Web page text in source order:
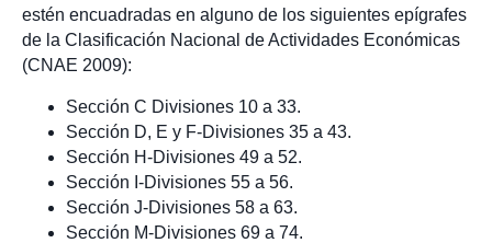
estén encuadradas en alguno de los siguientes epígrafes
de la Clasificación Nacional de Actividades Económicas
(CNAE 2009):
Sección C Divisiones 10 a 33.
Sección D, E y F-Divisiones 35 a 43.
Sección H-Divisiones 49 a 52.
Sección I-Divisiones 55 a 56.
Sección J-Divisiones 58 a 63.
Sección M-Divisiones 69 a 74.